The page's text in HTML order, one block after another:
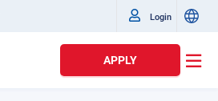
Login
APPLY